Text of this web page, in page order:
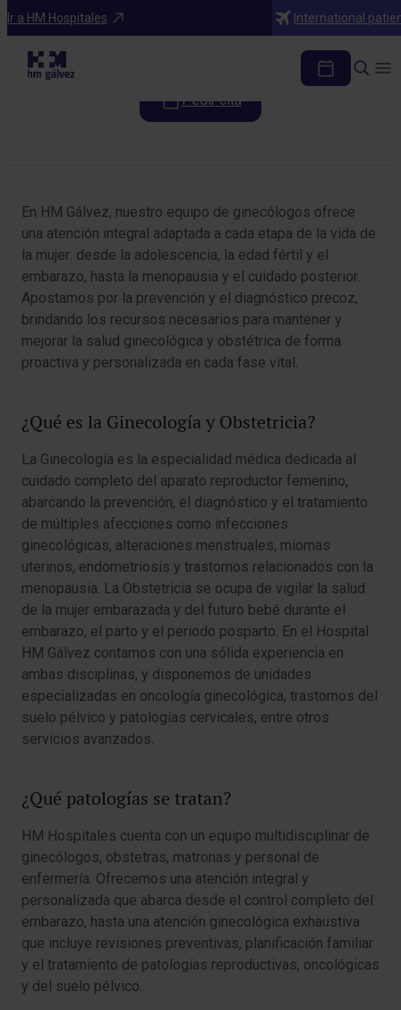
Ir a HM Hospitales International
Especialidades
Ginecología y Obstetricia
Pedir cita
En HM Gálvez, nuestro equipo de ginecólogos ofrece
una atención integral adaptada a cada etapa de la vida de
la mujer: desde la adolescencia, la edad fértil y el
embarazo, hasta la menopausia y el cuidado posterior.
Apostamos por la prevención y el diagnóstico precoz,
brindando los recursos necesarios para mantener y
mejorar la salud ginecológica y obstétrica de forma
proactiva y personalizada en cada fase vital.
¿Qué es la Ginecología y Obstetricia?
La Ginecología es la especialidad médica dedicada al
cuidado completo del aparato reproductor femenino,
abarcando la prevención, el diagnóstico y el tratamiento
de múltiples afecciones como infecciones
ginecológicas, alteraciones menstruales, miomas
uterinos, endometriosis y trastornos relacionados con la
menopausia. La Obstetricia se ocupa de vigilar la salud
de la mujer embarazada y del futuro bebé durante el
embarazo, el parto y el periodo posparto. En el Hospital
HM Gálvez contamos con una sólida experiencia en
ambas disciplinas, y disponemos de unidades
especializadas en oncología ginecológica, trastornos del
suelo pélvico y patologías cervicales, entre otros
servicios avanzados.
¿Qué patologías se tratan?
HM Hospitales cuenta con un equipo multidisciplinar de
ginecólogos, obstetras, matronas y personal de
enfermería. Ofrecemos una atención integral y
personalizada que abarca desde el control completo del
embarazo, hasta una atención ginecológica exhaustiva
que incluye revisiones preventivas, planificación familiar
y el tratamiento de patologías reproductivas, oncológicas
y del suelo pélvico.